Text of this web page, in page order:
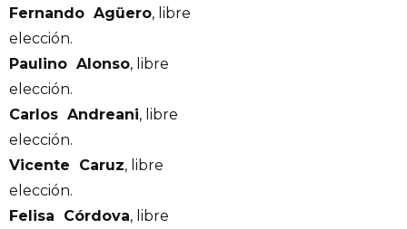
Fernando Agüero, libre
elección.
Paulino Alonso, libre
elección.
Carlos Andreani, libre
elección.
Vicente Caruz, libre
elección.
Felisa Córdova, libre